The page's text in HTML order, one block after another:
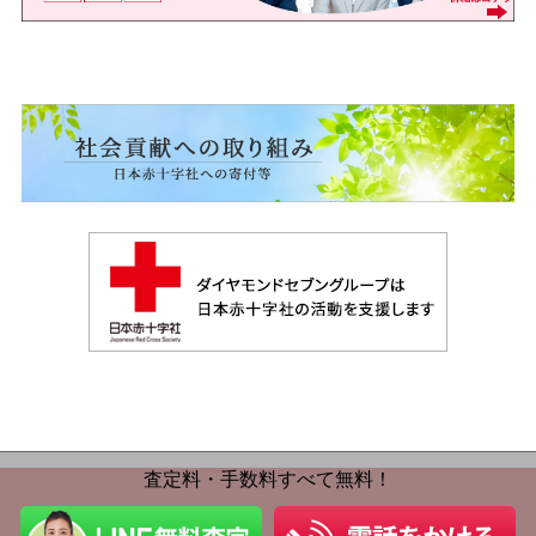
査定料・手数料すべて無料！